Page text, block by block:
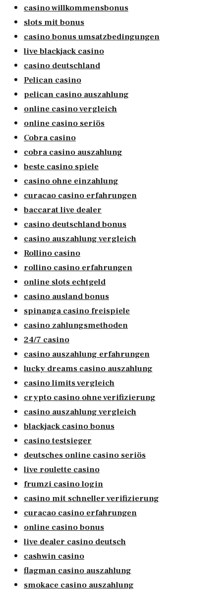
casino willkommensbonus
slots mit bonus
casino bonus umsatzbedingungen
live blackjack casino
casino deutschland
Pelican casino
pelican casino auszahlung
online casino vergleich
online casino seriös
Cobra casino
cobra casino auszahlung
beste casino spiele
casino ohne einzahlung
curacao casino erfahrungen
baccarat live dealer
casino deutschland bonus
casino auszahlung vergleich
Rollino casino
rollino casino erfahrungen
online slots echtgeld
casino ausland bonus
spinanga casino freispiele
casino zahlungsmethoden
24/7 casino
casino auszahlung erfahrungen
lucky dreams casino auszahlung
casino limits vergleich
crypto casino ohne verifizierung
casino auszahlung vergleich
blackjack casino bonus
casino testsieger
deutsches online casino seriös
live roulette casino
frumzi casino login
casino mit schneller verifizierung
curacao casino erfahrungen
online casino bonus
live dealer casino deutsch
cashwin casino
flagman casino auszahlung
smokace casino auszahlung